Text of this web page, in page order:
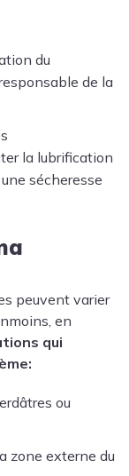
du
de la
la lubrification
sécheresse
peuvent varier
en
qui
ou
zone externe du